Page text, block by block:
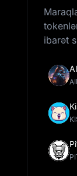
ibarət